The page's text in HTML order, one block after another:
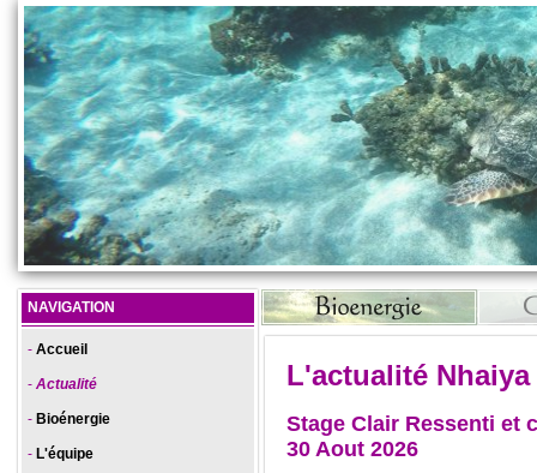
NAVIGATION
Accueil
Actualité
Bioénergie
L'équipe
L'actualité Nhaiya
Stage Clair Ressenti et
30 Aout 2026